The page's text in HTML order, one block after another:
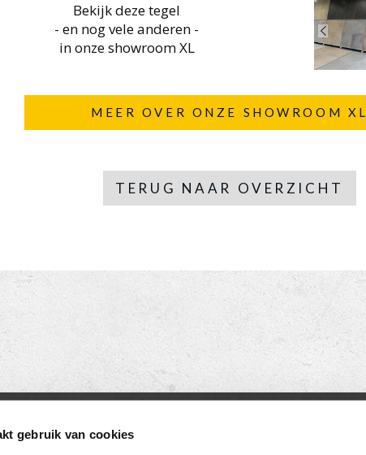
gebruik van cookies
Bekijk deze tegel
- en nog vele anderen -
in onze showroom XL
MEER OVER ONZE SHOWROOM XL
TERUG NAAR OVERZICHT